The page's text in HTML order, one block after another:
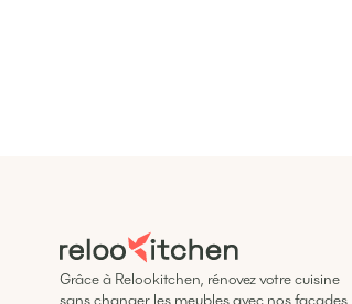
Grâce à Relookitchen, rénovez votre cuisine
sans changer les meubles avec nos façades